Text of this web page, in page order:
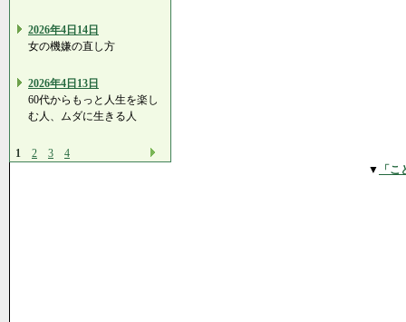
2026年4日14日
女の機嫌の直し方
2026年4日13日
60代からもっと人生を楽し
む人、ムダに生きる人
1 2 3 4
▼ 「